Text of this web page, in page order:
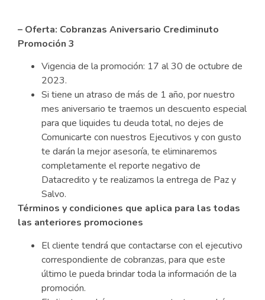
– Oferta: Cobranzas Aniversario Crediminuto
Promoción 3
Vigencia de la promoción: 17 al 30 de octubre de
2023.
Si tiene un atraso de más de 1 año, por nuestro
mes aniversario te traemos un descuento especial
para que liquides tu deuda total, no dejes de
Comunicarte con nuestros Ejecutivos y con gusto
te darán la mejor asesoría, te eliminaremos
completamente el reporte negativo de
Datacredito y te realizamos la entrega de Paz y
Salvo.
Términos y condiciones que aplica para las todas
las anteriores promociones
El cliente tendrá que contactarse con el ejecutivo
correspondiente de cobranzas, para que este
último le pueda brindar toda la información de la
promoción.